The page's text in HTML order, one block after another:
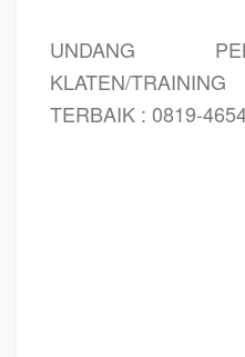
UNDANG
KLATEN/
TERBAIK : 0819-